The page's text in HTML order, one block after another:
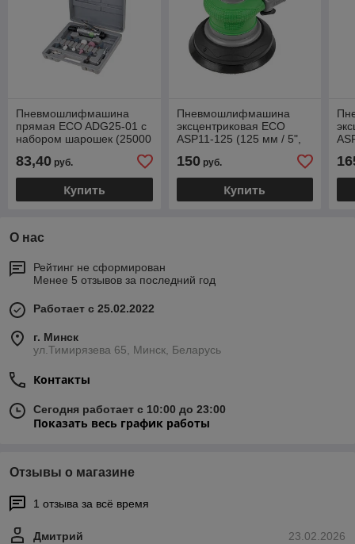
Пневмошлифмашина
прямая ECO ADG25-01 с
набором шарошек (25000
Цанги:3 мм/6 мм, 10
83,40 руб.
Купить
Пневмошлифмашина
эксцентриковая ECO
ASP11-125 (125 мм / 5",
Эксцентр.: 5 мм, 10 000
об/мин, 180 л/мин)
150руб.
Купить
О нас
Рейтинг не сформирован
Менее 5 отзывов за последний год
Работает с 25.02.2022
г. Минск
ул.Тимирязева 65, Минск, Беларусь
Контакты
Сегодня работает с 10:00 до 23:00
Показать весь график работы
Отзывы о магазине
1 отзыва за всё время
23.02.2026
Дмитрий